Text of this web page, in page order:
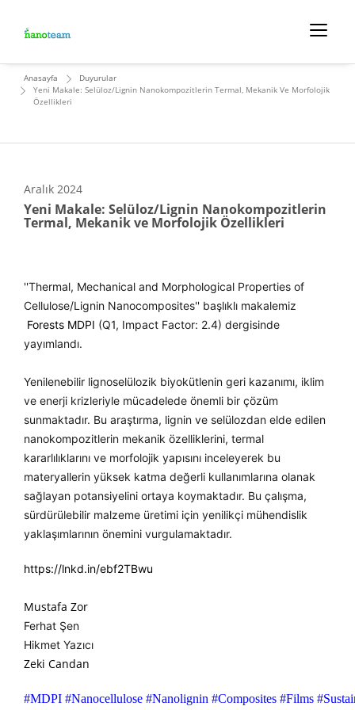
Anasayfa
Duyurular
Yeni Makale: Selüloz/Lignin Nanokompozitlerin Termal, Mekanik Ve Morfolojik
Özellikleri
Aralık 2024
Yeni Makale: Selüloz/Lignin Nanokompozitlerin
Termal, Mekanik ve Morfolojik Özellikleri
''Thermal, Mechanical and Morphological Properties of
Cellulose/Lignin Nanocomposites'' başlıklı makalemiz
Forests MDPI (Q1, Impact Factor: 2.4) dergisinde
yayımlandı.
Yenilenebilir lignoselülozik biyokütlenin geri kazanımı, iklim
ve enerji krizleriyle mücadelede önemli bir çözüm
sunmaktadır. Bu araştırma, lignin ve selülozdan elde edilen
nanokompozitlerin mekanik özelliklerini, termal
kararlılıklarını ve morfolojik yapısını inceleyerek bu
materyallerin yüksek katma değerli kullanımlarına olanak
sağlayan potansiyelini ortaya koymaktadır. Bu çalışma,
sürdürülebilir malzeme üretimi için yenilikçi mühendislik
yaklaşımlarının önemini vurgulamaktadır.
https://lnkd.in/ebf2TBwu
Mustafa Zor
Ferhat Şen
Hikmet Yazıcı
Zeki Candan
#MDPI #Nanocellulose #Nanolignin #Composites #Films